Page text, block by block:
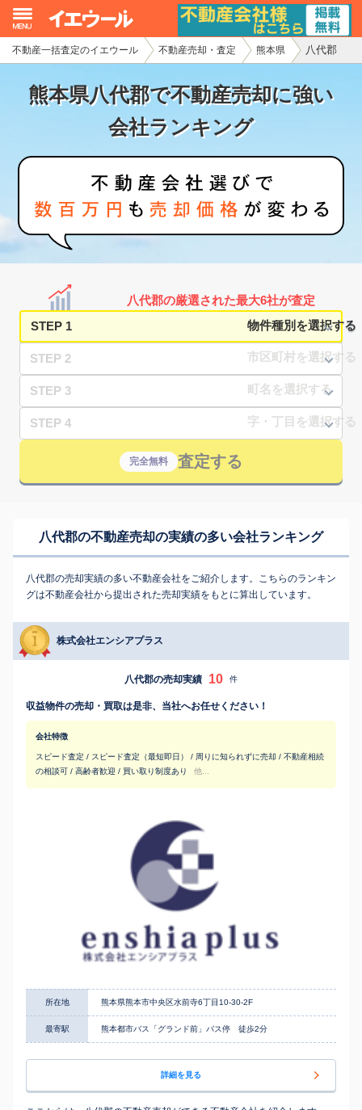
不動産一括査定のイエウール 不動産売却・査定 熊本県 八代郡
熊本県八代郡で不動産売却に強い
会社ランキング
八代郡の厳選された最大6社が査定
STEP 1
STEP 2
STEP 3
STEP 4
完全無料 査定する
八代郡の不動産売却の実績の多い会社ランキング
八代郡の売却実績の多い不動産会社をご紹介します。こちらのランキン
グは不動産会社から提出された売却実績をもとに算出しています。
株式会社エンシアプラス
八代郡の売却実績 10 件
収益物件の売却・買取は是非、当社へお任せください！
会社特徴
スピード査定 / スピード査定（最短即日） / 周りに知られずに売却 / 不動産相続
の相談可 / 高齢者歓迎 / 買い取り制度あり
他...
所在地 熊本県熊本市中央区水前寺6丁目10-30-2F
最寄駅 熊本都市バス「グランド前」バス停 徒歩2分
詳細を見る
イエウール加盟希望の不動産会社様
初めての方へ
不動産の売却・一括査定
家査定シミュレーター
お問い合わせ